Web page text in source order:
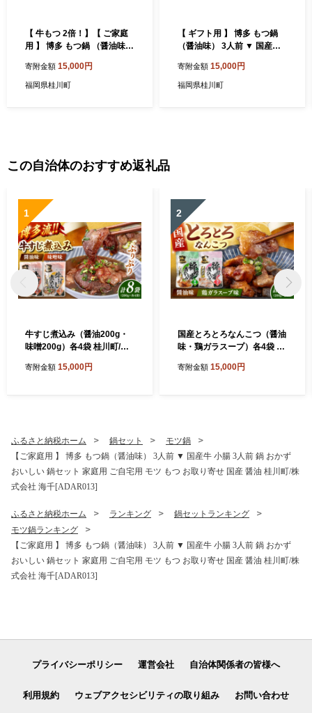
【 牛もつ 2倍！】【 ご家庭
用 】 博多 もつ鍋 （醤油味）
鍋セット 家庭用 ご自宅用 も
つ モツ お取り寄せ 国産 醤油
寄附金額 15,000円
福岡県桂川町
【 ギフト用 】 博多 もつ鍋
（醤油味） 3人前 ▼ 国産牛
い 鍋セット ギフト 贈答 お礼
桂川町/株式会社 海千[ADAR
寄附金額 15,000円
福岡県桂川町
この自治体のおすすめ返礼品
1
牛すじ煮込み（醤油200g・
味噌200g）各4袋 桂川町/マ
18]
寄附金額 15,000円
2
国産とろとろなんこつ（醤油
味・鶏ガラスープ）各4袋 桂
[ADAE024]
寄附金額 15,000円
ふるさと納税ホーム 鍋セット
モツ鍋
【ご家庭用 】 博多 もつ鍋（醤油味） 3人前 ▼ 国産牛 小腸 3人前 鍋 おかず
おいしい 鍋セット 家庭用 ご自宅用 モツ もつ お取り寄せ 国産 醤油 桂川町/株
式会社 海千[ADAR013]
ふるさと納税ホーム ランキング
鍋セットランキング
モツ鍋ランキング
【ご家庭用 】 博多 もつ鍋（醤油味） 3人前 ▼ 国産牛 小腸 3人前 鍋 おかず
おいしい 鍋セット 家庭用 ご自宅用 モツ もつ お取り寄せ 国産 醤油 桂川町/株
式会社 海千[ADAR013]
プライバシーポリシー 運営会社 自治体関係者の皆様へ
利用規約 ウェブアクセシビリティの取り組み お問い合わせ